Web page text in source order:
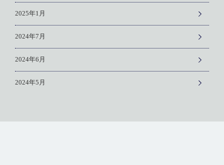
2025年1月
2024年7月
2024年6月
2024年5月